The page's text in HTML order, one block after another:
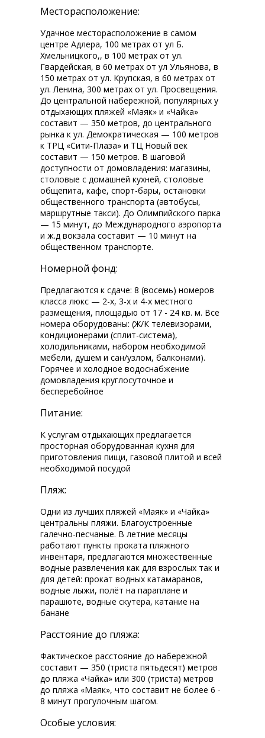
Месторасположение:
Удачное месторасположение в самом
центре Адлера, 100 метрах от ул Б.
Хмельницкого,, в 100 метрах от ул.
Гвардейская, в 60 метрах от ул Ульянова, в
150 метрах от ул. Крупская, в 60 метрах от
ул. Ленина, 300 метрах от ул. Просвещения.
До центральной набережной, популярных у
отдыхающих пляжей «Маяк» и «Чайка»
составит — 350 метров, до центрального
рынка к ул. Демократическая — 100 метров
к ТРЦ «Сити-Плаза» и ТЦ Новый век
составит — 150 метров. В шаговой
доступности от домовладения: магазины,
столовые с домашней кухней, столовые
общепита, кафе, спорт-бары, остановки
общественного транспорта (автобусы,
маршрутные такси). До Олимпийского парка
— 15 минут, до Международного аэропорта
и ж.д вокзала составит — 10 минут на
общественном транспорте.
Номерной фонд:
Предлагаются к сдаче: 8 (восемь) номеров
класса люкс — 2-х, 3-х и 4-х местного
размещения, площадью от 17 - 24 кв. м. Все
номера оборудованы: (Ж/К телевизорами,
кондиционерами (сплит-система),
холодильниками, набором необходимой
мебели, душем и сан/узлом, балконами).
Горячее и холодное водоснабжение
домовладения круглосуточное и
бесперебойное
Питание:
К услугам отдыхающих предлагается
просторная оборудованная кухня для
приготовления пищи, газовой плитой и всей
необходимой посудой
Пляж:
Одни из лучших пляжей «Маяк» и «Чайка»
центральны пляжи. Благоустроенные
галечно-песчаные. В летние месяцы
работают пункты проката пляжного
инвентаря, предлагаются множественные
водные развлечения как для взрослых так и
для детей: прокат водных катамаранов,
водные лыжи, полёт на параплане и
парашюте, водные скутера, катание на
банане
Расстояние до пляжа:
Фактическое расстояние до набережной
составит — 350 (триста пятьдесят) метров
до пляжа «Чайка» или 300 (триста) метров
до пляжа «Маяк», что составит не более 6 -
8 минут прогулочным шагом.
Особые условия: